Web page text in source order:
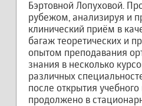
Бэртовной Лопуховой.
рубежом, анализируя и
клинический приём в
багаж теоретических и
опытом преподавания
знания в несколько
различных
после открытия
продолжено в